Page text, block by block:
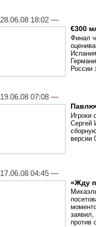
28.06.08 18:02 —
€300
Финал
России
19.06.08 07:08 —
Игроки
Сергей
версии
17.06.08 04:45 —
«Жду
против